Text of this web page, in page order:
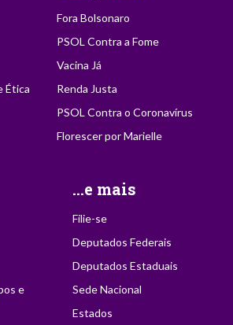
Ética
Fora Bolsonaro
PSOL Contra a Fome
Vacina Já
Renda Justa
PSOL Contra o Coronavírus
Florescer por Marielle
e
...e mais
Filie-se
Deputados Federais
Deputados Estaduais
Sede Nacional
Estados